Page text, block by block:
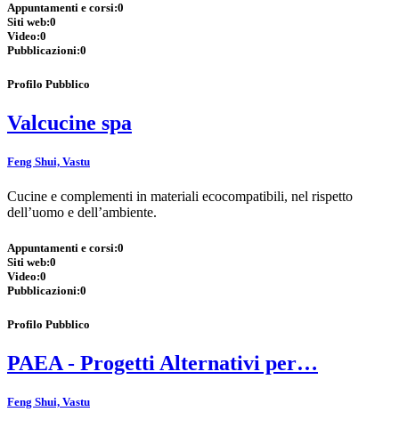
Appuntamenti e corsi:0
Siti web:0
Video:0
Pubblicazioni:0
Profilo Pubblico
Valcucine spa
Feng Shui, Vastu
Cucine e complementi in materiali ecocompatibili, nel rispetto
dell’uomo e dell’ambiente.
Appuntamenti e corsi:0
Siti web:0
Video:0
Pubblicazioni:0
Profilo Pubblico
PAEA - Progetti Alternativi per…
Feng Shui, Vastu